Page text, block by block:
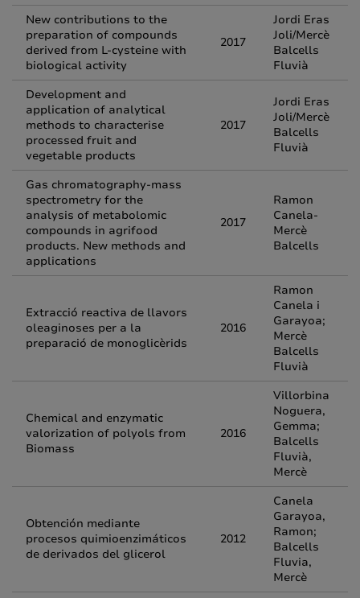
New contributions to the
preparation of compounds
derived from L-cysteine with
biological activity
2017
Jordi Eras
Joli/Mercè
Balcells
Fluvià
Development and
application of analytical
methods to characterise
processed fruit and
vegetable products
2017
Jordi Eras
Joli/Mercè
Balcells
Fluvià
Gas chromatography-mass
spectrometry for the
analysis of metabolomic
compounds in agrifood
products. New methods and
applications
2017
Ramon
Canela-
Mercè
Balcells
Extracció reactiva de llavors
oleaginoses per a la
preparació de monoglicèrids
2016
Ramon
Canela i
Garayoa;
Mercè
Balcells
Fluvià
Chemical and enzymatic
valorization of polyols from
Biomass
2016
Villorbina
Noguera,
Gemma;
Balcells
Fluvià,
Mercè
Obtención mediante
procesos quimioenzimáticos
de derivados del glicerol
2012
Canela
Garayoa,
Ramon;
Balcells
Fluvia,
Mercè